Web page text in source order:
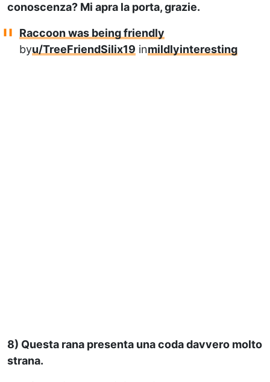
conoscenza? Mi apra la porta, grazie.
Raccoon was being friendly
byu/TreeFriendSilix19 inmildlyinteresting
8) Questa rana presenta una coda davvero molto
strana.